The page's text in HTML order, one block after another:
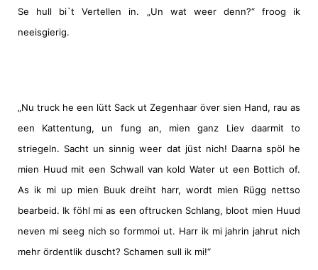
Se hull bi`t Vertellen in. „Un wat weer denn?“ froog ik
neeisgierig.
„Nu truck he een lütt Sack ut Zegenhaar över sien Hand, rau as
een Kattentung, un fung an, mien ganz Liev daarmit to
striegeln. Sacht un sinnig weer dat jüst nich! Daarna spöl he
mien Huud mit een Schwall van kold Water ut een Bottich of.
As ik mi up mien Buuk dreiht harr, wordt mien Rügg nettso
bearbeid. Ik föhl mi as een oftrucken Schlang, bloot mien Huud
neven mi seeg nich so formmoi ut. Harr ik mi jahrin jahrut nich
mehr ördentlik duscht? Schamen sull ik mi!“